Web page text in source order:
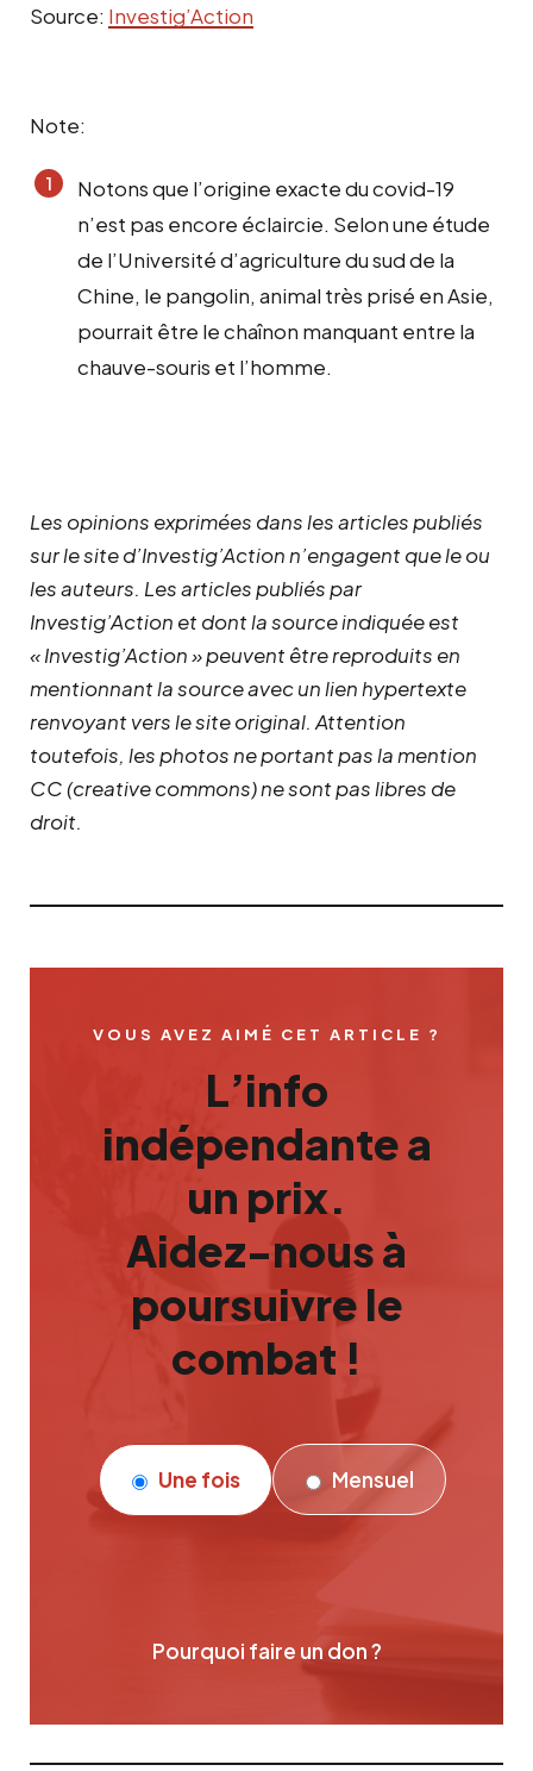
Source: Investig’Action
Note:
Notons que l’origine exacte du covid-19
n’est pas encore éclaircie. Selon une étude
de l’Université d’agriculture du sud de la
Chine, le pangolin, animal très prisé en Asie,
pourrait être le chaînon manquant entre la
chauve-souris et l’homme.
Les opinions exprimées dans les articles publiés
sur le site d’Investig’Action n’engagent que le ou
les auteurs. Les articles publiés par
Investig’Action et dont la source indiquée est
« Investig’Action » peuvent être reproduits en
mentionnant la source avec un lien hypertexte
renvoyant vers le site original. Attention
toutefois, les photos ne portant pas la mention
CC (creative commons) ne sont pas libres de
droit.
VOUS AVEZ AIMÉ CET ARTICLE ?
L’info
indépendante a
un prix.
Aidez-nous à
poursuivre le
combat !
Une fois Mensuel
Pourquoi faire un don ?